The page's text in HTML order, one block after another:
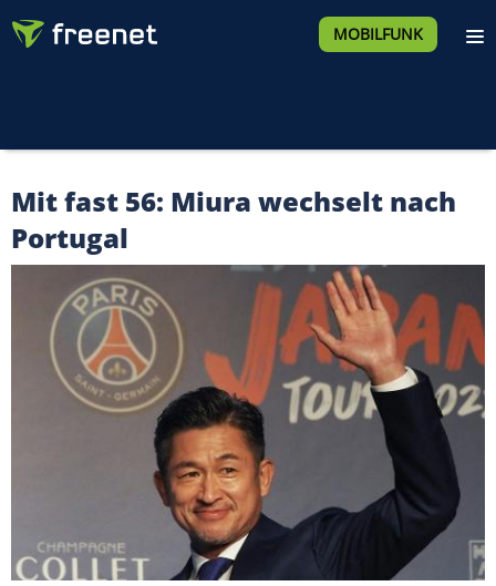
MOBILFUNK
Mit fast 56: Miura wechselt nach
Portugal